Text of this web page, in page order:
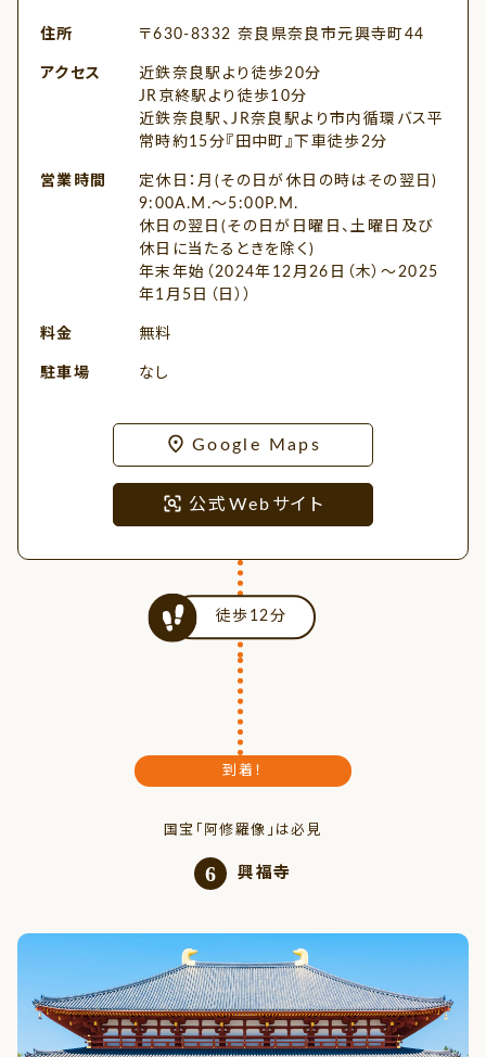
住所 〒630-8332 奈良県奈良市元興寺町44
アクセス
近鉄奈良駅より徒歩20分
JR京終駅より徒歩10分
近鉄奈良駅、JR奈良駅より市内循環バス平
常時約15分『田中町』下車徒歩2分
営業時間
定休日：月(その日が休日の時はその翌日)
9:00A.M.～5:00P.M.
休日の翌日(その日が日曜日、土曜日及び
休日に当たるときを除く)
年末年始（2024年12月26日（木）～2025
年1月5日（日））
料金 無料
駐車場 なし
Google Maps
公式Webサイト
徒歩12分
到着！
国宝「阿修羅像」は必見
6 興福寺